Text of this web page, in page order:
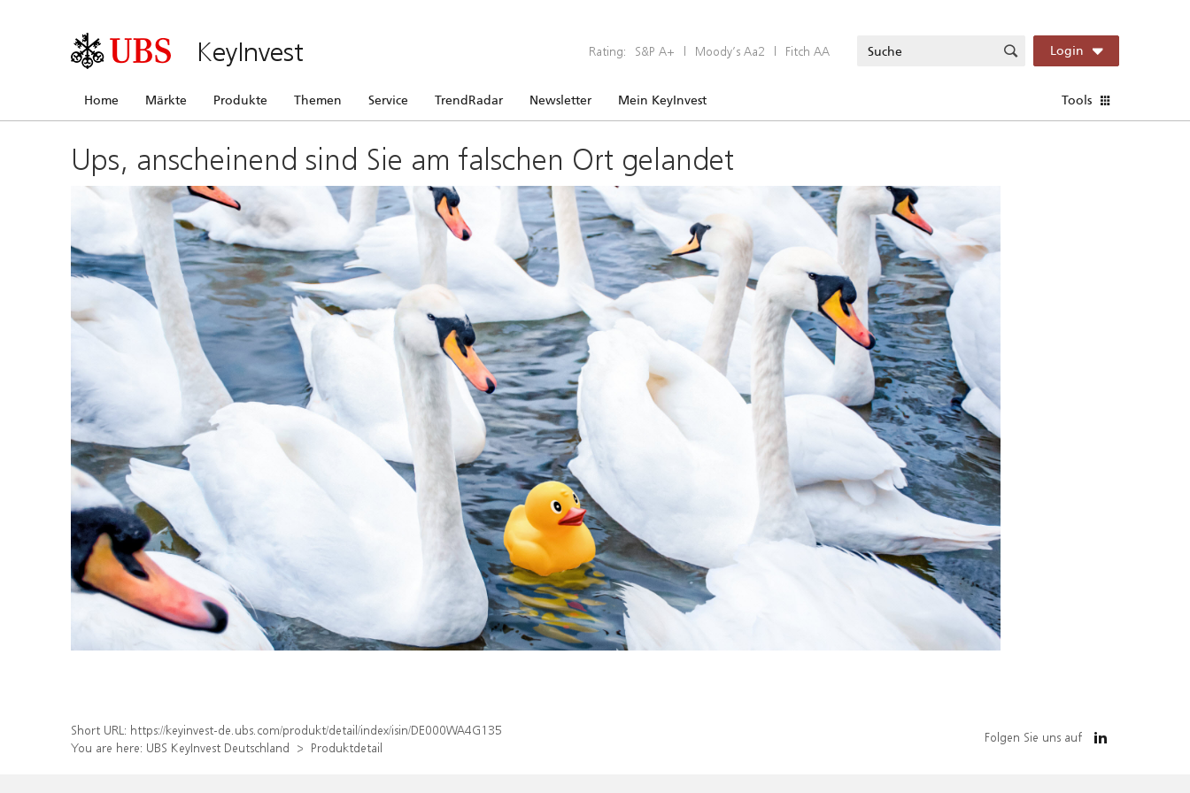
KeyInvest Rating: S&P A+ | Moody’s Aa2 | Fitch AA Login
Home Märkte Produkte Themen Service TrendRadar Newsletter Mein KeyInvest Tools
Ups, anscheinend sind Sie am falschen Ort gelandet
Short URL: https://keyinvest-de.ubs.com/produkt/detail/index/isin/DE000WA4G135
You are here: UBS KeyInvest Deutschland Produktdetail
Folgen Sie uns auf